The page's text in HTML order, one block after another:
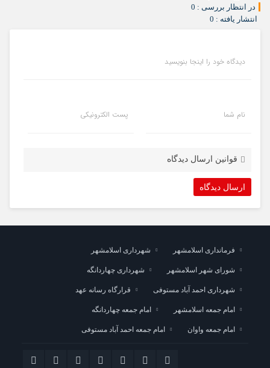
در انتظار بررسی : 0
انتشار یافته : 0
دیدگاه خود را اینجا بنویسید
نام شما پست الکترونیکی
قوانین ارسال دیدگاه
فرمانداری اسلامشهر شهرداری اسلامشهر
شورای شهر اسلامشهر شهرداری چهاردانگه
شهرداری احمد آباد مستوفی قرارگاه رسانه عهد
امام جمعه اسلامشهر امام جمعه چهاردانگه
امام جمعه واوان امام جمعه احمد آباد مستوفی